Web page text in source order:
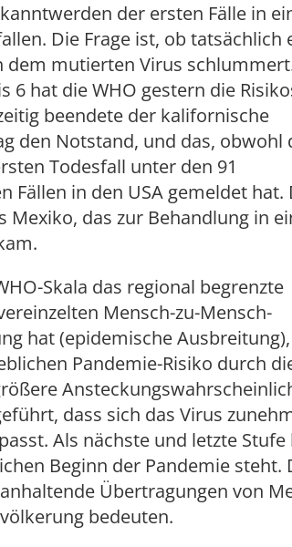
der ersten Fälle in
Die Frage ist, ob tatsächlich
dem mutierten Virus
6 hat die WHO gestern die
beendete der kalifornische
den Notstand, und das, obwohl
Todesfall unter den 91
Fällen in den USA gemeldet hat.
Mexiko, das zur Behandlung in
Skala das regional begrenzte
Mensch-zu-Mensch-
hat (epidemische
Pandemie-Risiko durch
dass sich das Virus
Als nächste und letzte Stufe
Beginn der Pandemie steht.
Übertragungen von
bedeuten.